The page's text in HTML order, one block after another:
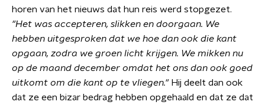
horen van het nieuws dat hun reis werd stopgezet.
"Het was accepteren, slikken en doorgaan. We
hebben uitgesproken dat we hoe dan ook die kant
opgaan, zodra we groen licht krijgen. We mikken nu
op de maand december omdat het ons dan ook goed
uitkomt om die kant op te vliegen." Hij deelt dan ook
dat ze een bizar bedrag hebben opgehaald en dat ze dat